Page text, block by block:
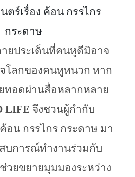
ตร์เรื่อง ค้อน กรรไกร
กระดาษ
ยประเด็นที่คนหูดีมิอาจ
จโลกของคนหูหนวก หาก
ทอดผ่านสื่อหลากหลาย
LIFE จึงชวนผู้กำกับ
อน กรรไกร กระดาษ มา
บการณ์ทำงานร่วมกับ
วยขยายมุมมองระหว่าง